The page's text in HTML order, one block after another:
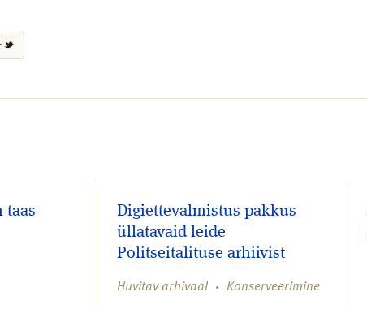
taas
Digiettevalmistus pakkus
üllatavaid leide
Politseitalituse arhiivist
Huvitav arhivaal Konserveerimine